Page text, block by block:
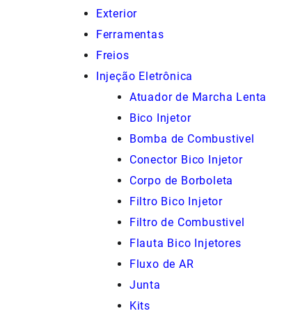
Exterior
Ferramentas
Freios
Injeção Eletrônica
Atuador de Marcha Lenta
Bico Injetor
Bomba de Combustivel
Conector Bico Injetor
Corpo de Borboleta
Filtro Bico Injetor
Filtro de Combustivel
Flauta Bico Injetores
Fluxo de AR
Junta
Kits